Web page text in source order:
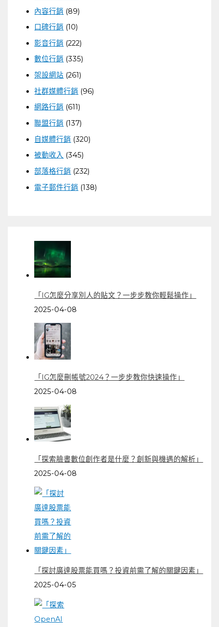
內容行銷 (89)
口碑行銷 (10)
影音行銷 (222)
數位行銷 (335)
架設網站 (261)
社群媒體行銷 (96)
網路行銷 (611)
聯盟行銷 (137)
自媒體行銷 (320)
被動收入 (345)
部落格行銷 (232)
電子郵件行銷 (138)
「IG怎麼分享別人的貼文？一步步教你輕鬆操作」
2025-04-08
「IG怎麼刪帳號2024？一步步教你快速操作」
2025-04-08
「探索臉書數位創作者是什麼？創新與機遇的解析」
2025-04-08
「探討廣達股票能買嗎？投資前需了解的關鍵因素」
2025-04-05